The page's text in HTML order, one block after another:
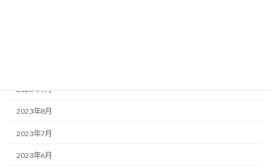
2023年9月
2023年8月
2023年7月
2023年6月